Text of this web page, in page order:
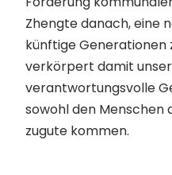
Zhengte danach, eine
künftige Generationen
verkörpert damit
verantwortungsvolle
sowohl den Menschen
zugute kommen.